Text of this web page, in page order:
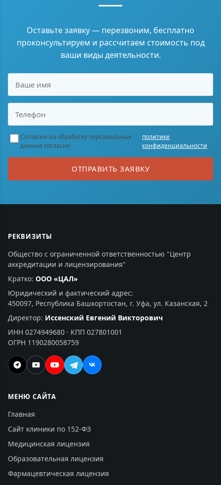
Оставьте заявку — перезвоним, бесплатно
проконсультируем и рассчитаем стоимость под
ваши виды деятельности.
Согласен на обработку персональных
данных согласно
политике
конфиденциальности
ОТПРАВИТЬ ЗАЯВКУ
РЕКВИЗИТЫ
Общество с ограниченной ответственностью "Центр
аккредитации и лицензирования"
Кратко: ООО «ЦАЛ»
Юридический и фактический адрес:
450097, Республика Башкортостан, г. Уфа, ул. Казанская, 2
Директор: Иссенский Евгений Викторович
ИНН 0274949680 · КПП 027801001
ОГРН 1190280058759
МЕНЮ САЙТА
Главная
Сайт клиники по 152-ФЗ
Медицинская лицензия
Образовательная лицензия
Фармацевтическая лицензия